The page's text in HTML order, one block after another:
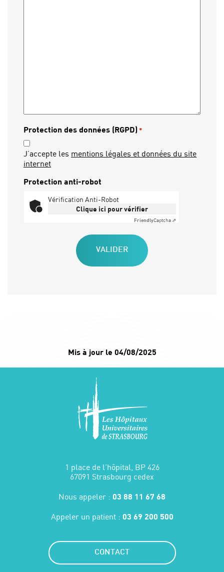
Protection des données (RGPD) *
J’accepte les mentions légales et données du site
internet
Protection anti-robot
Vérification Anti-Robot
Clique ici pour vérifier
FriendlyCaptcha ⇗
Mis à jour le 04/08/2025
1 place de l'hôpital, BP 426
67091 Strasbourg cedex
Nous appeler : 03 88 11 67 68
Appeler un patient : 03 69 200 500
CONTACT